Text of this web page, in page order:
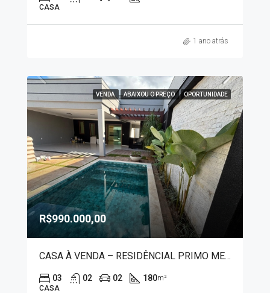
CASA
1 ano atrás
VENDA ABAIXOU O PREÇO OPORTUNIDADE
R$990.000,00
CASA À VENDA – RESIDÊNCIAL PRIMO MENEGUETTI II 80023
03 02 02 180m²
CASA